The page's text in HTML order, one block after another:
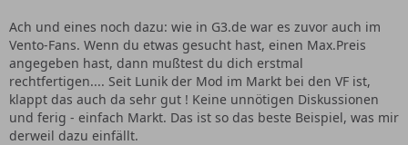
Ach und eines noch dazu: wie in G3.de war es zuvor auch im
Vento-Fans. Wenn du etwas gesucht hast, einen Max.Preis
angegeben hast, dann mußtest du dich erstmal
rechtfertigen.... Seit Lunik der Mod im Markt bei den VF ist,
klappt das auch da sehr gut ! Keine unnötigen Diskussionen
und ferig - einfach Markt. Das ist so das beste Beispiel, was mir
derweil dazu einfällt.